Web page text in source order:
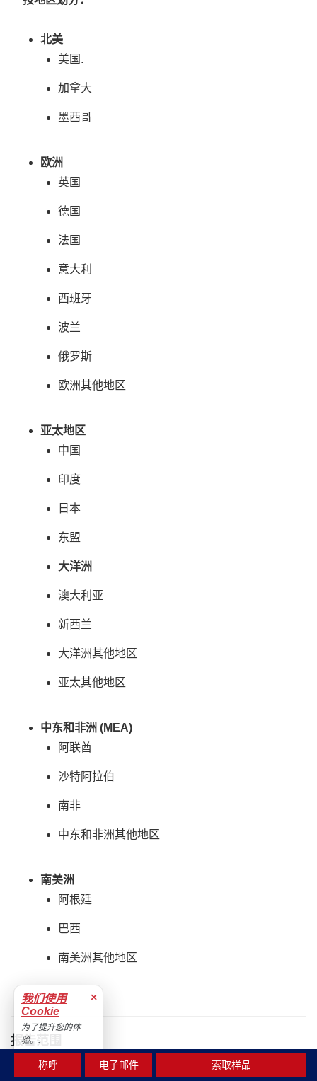
北美
美国.
加拿大
墨西哥
欧洲
英国
德国
法国
意大利
西班牙
波兰
俄罗斯
欧洲其他地区
亚太地区
中国
印度
日本
东盟
大洋洲
澳大利亚
新西兰
大洋洲其他地区
亚太其他地区
中东和非洲 (MEA)
阿联酋
沙特阿拉伯
南非
中东和非洲其他地区
南美洲
阿根廷
巴西
南美洲其他地区
报告范围
称呼 电子邮件 索取样品
我们使用
Cookie
×
为了提升您的体
验。.
接受